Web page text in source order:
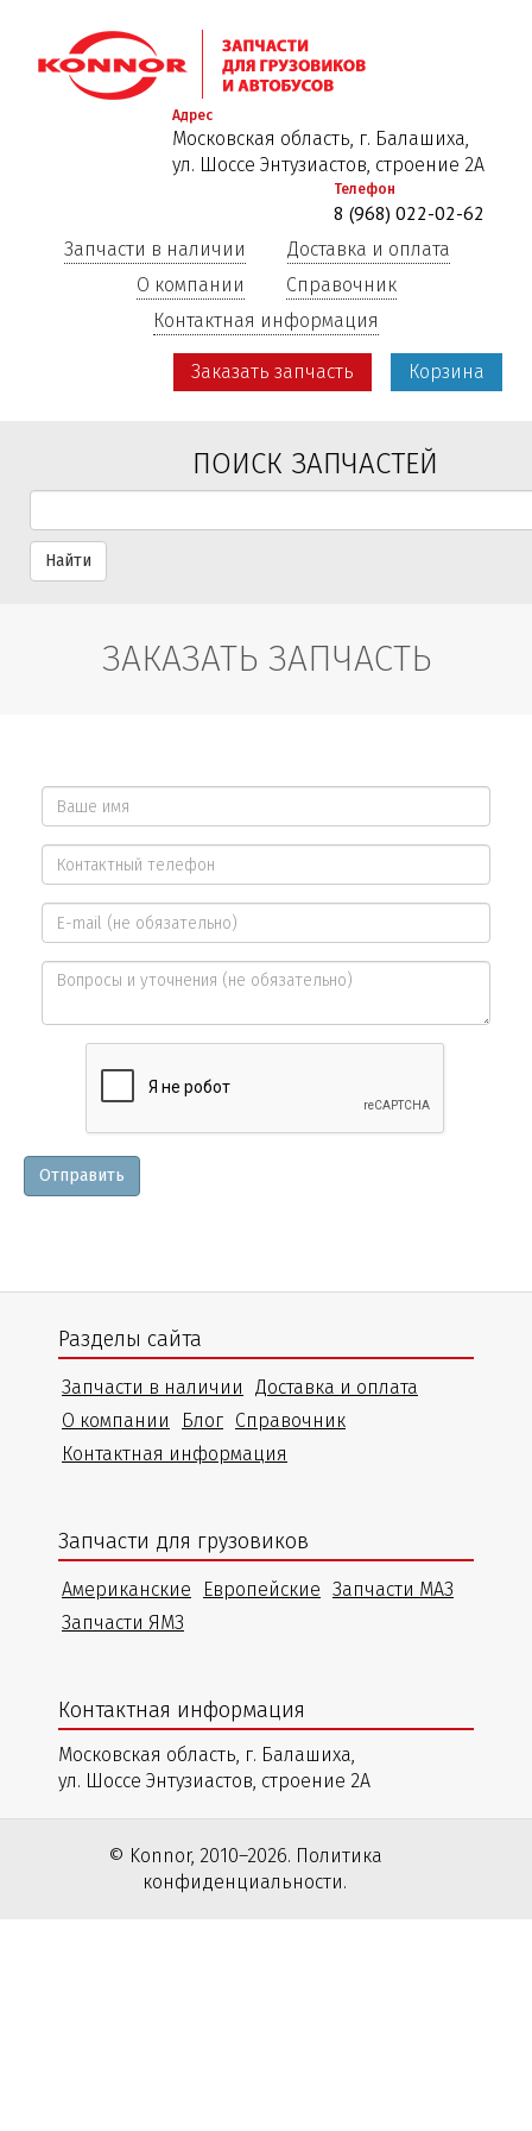
к
основному
Адрес
Московская область, г. Балашиха,
ул. Шоссе Энтузиастов, строение 2А
Телефон
8 (968) 022-02-62
Запчасти в наличии
Доставка и оплата
О компании
Справочник
Контактная информация
Заказать запчасть Корзина
ПОИСК ЗАПЧАСТЕЙ
Найти
ЗАКАЗАТЬ ЗАПЧАСТЬ
Ваше
имя
*
Контактный
телефон
*
E-
mail
Вопросы
уточнения
Отправить
Разделы сайта
Запчасти в наличии
Доставка и оплата
О компании
Блог Справочник
Контактная информация
Запчасти для грузовиков
Американские Европейские Запчасти МАЗ
Запчасти ЯМЗ
Контактная информация
Московская область, г. Балашиха,
ул. Шоссе Энтузиастов, строение 2А
© Konnor, 2010–2026. Политика
конфиденциальности.